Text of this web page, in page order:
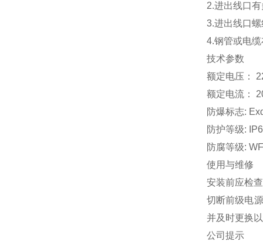
2.进出线口
3.进出线口
4.钢管或电缆
技术参数
额定电压：
额定电流：
防爆标志:
防护等级:
防腐等级:
使用与维修
安装前应检
切断前级电
并及时更换
公司提示